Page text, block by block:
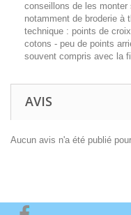
conseillons de les
notamment de broderie à
technique : points de
cotons - peu de points
souvent compris avec la
AVIS
Aucun avis n'a été publié